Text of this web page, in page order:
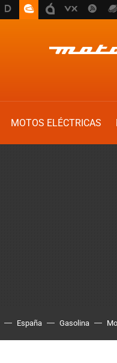
MOTOS ELÉCTRICAS
España Gasolina